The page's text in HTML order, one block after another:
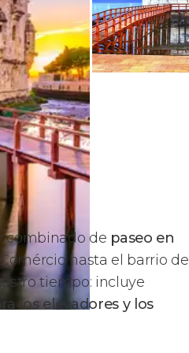
combinado de paseo en
hasta el barrio de
tiempo: incluye
los elevadores y los